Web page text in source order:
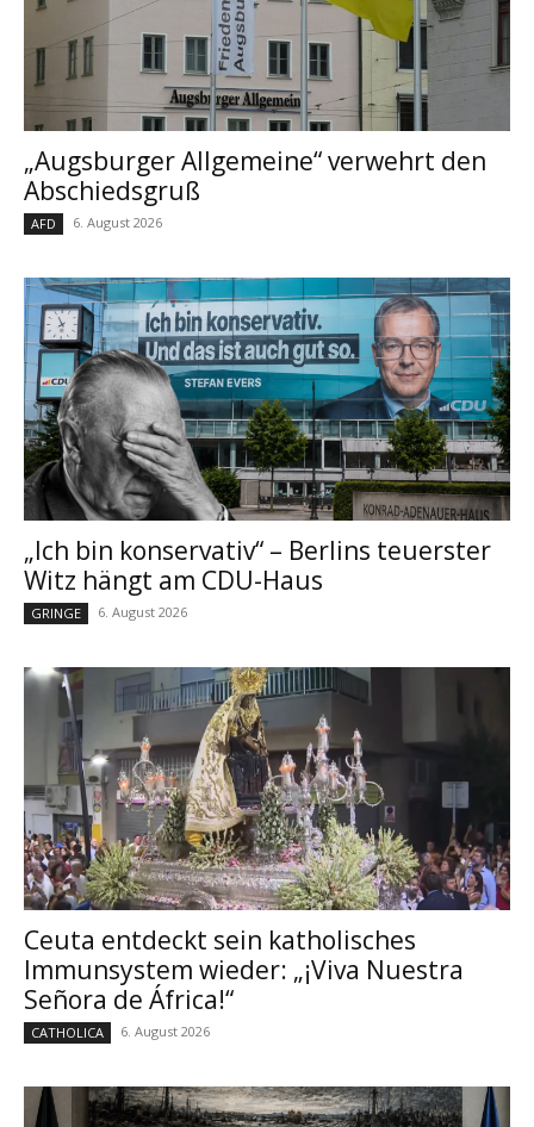
„Augsburger Allgemeine“ verwehrt den
Abschiedsgruß
AFD 6. August 2026
„Ich bin konservativ“ – Berlins teuerster
Witz hängt am CDU-Haus
GRINGE 6. August 2026
Ceuta entdeckt sein katholisches
Immunsystem wieder: „¡Viva Nuestra
Señora de África!“
CATHOLICA 6. August 2026